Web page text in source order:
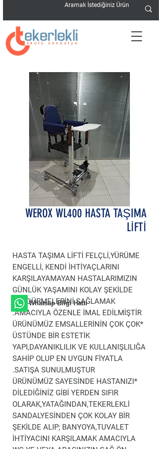
WEROX WL400 HASTA TAŞIMA
LİFTİ
HASTA TAŞIMA LİFTİ FELÇLİ,YÜRÜME
ENGELLİ, KENDİ İHTİYAÇLARINI
KARŞILAYAMAYAN HASTALARIMIZIN
GÜNLÜK YAŞAMINI KOLAY ŞEKİLDE
SÜRDÜRMELERİNİ SAĞLAMAK
AMACIYLA ÖZENLE İMAL EDİLMİŞTİR.
*ÜRÜNÜMÜZ EMSALLERİNİN ÇOK ÇOK
ÜSTÜNDE BİR ESTETİK
YAPI,DAYANIKLILIK VE KULLANIŞLILIĞA
SAHİP OLUP EN UYGUN FİYATLA
SATIŞA SUNULMUŞTUR.
*ÜRÜNÜMÜZ SAYESİNDE HASTANIZI
DİLEDİĞİNİZ GİBİ YERDEN SIFIR
OLARAK,YATAĞINDAN,TEKERLEKLİ
SANDALYESİNDEN ÇOK KOLAY BİR
ŞEKİLDE ALIP; BANYOYA,TUVALET
İHTİYACINI KARŞILAMAK AMACIYLA
Whatsap Bilgi Hattı